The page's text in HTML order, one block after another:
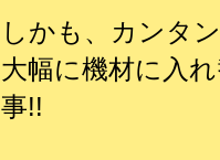
しかも、カンタ
大幅に機材に入
事!!